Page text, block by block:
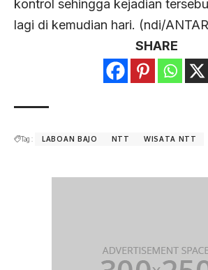
kontrol sehingga kejadian
lagi di kemudian hari. (ndi/
SHARE
Tag : LABOAN BAJO NTT WISATA NTT